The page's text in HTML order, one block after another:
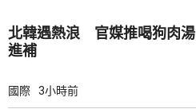
北韓遇熱浪 官媒推喝狗肉湯
進補
國際 3小時前